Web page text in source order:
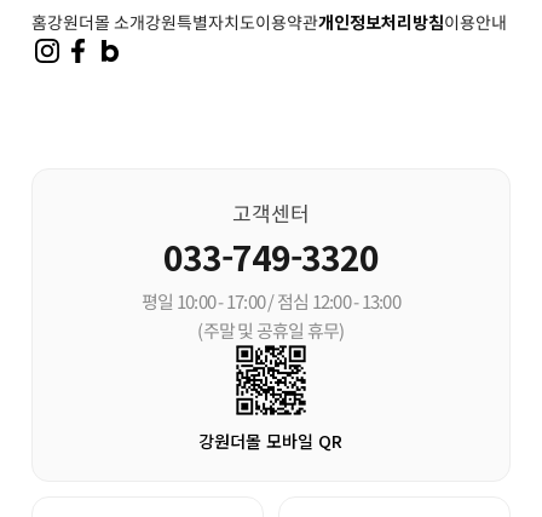
홈강원더몰 소개강원특별자치도이용약관개인정보처리방침이용안내
고객센터
033-749-3320
평일 10:00 - 17:00 / 점심 12:00 - 13:00
(주말 및 공휴일 휴무)
강원더몰 모바일 QR